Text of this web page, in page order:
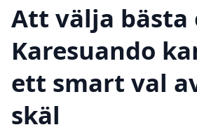
Att välja bästa
Karesuando
ett smart val
skäl